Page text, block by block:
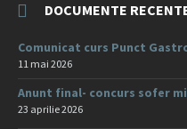
DOCUMENTE
Comunicat curs Punct
11 mai 2026
Anunt final- concurs sofer
23 aprilie 2026